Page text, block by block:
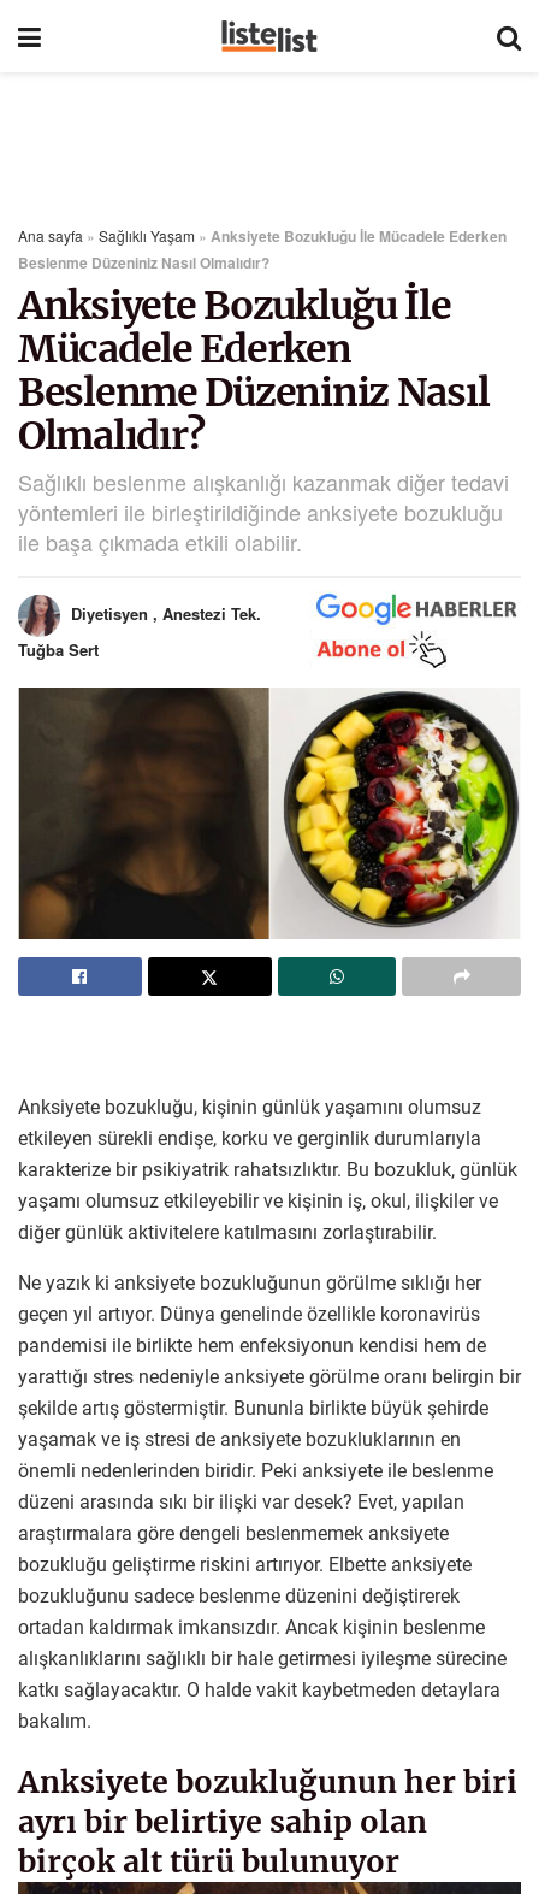
Ana sayfa » Sağlıklı Yaşam » Anksiyete Bozukluğu İle Mücadele Ederken
Beslenme Düzeniniz Nasıl Olmalıdır?
Anksiyete Bozukluğu İle
Mücadele Ederken
Beslenme Düzeniniz Nasıl
Olmalıdır?
Sağlıklı beslenme alışkanlığı kazanmak diğer tedavi
yöntemleri ile birleştirildiğinde anksiyete bozukluğu
ile başa çıkmada etkili olabilir.
Diyetisyen , Anestezi Tek.
Tuğba Sert
Anksiyete bozukluğu, kişinin günlük yaşamını olumsuz
etkileyen sürekli endişe, korku ve gerginlik durumlarıyla
karakterize bir psikiyatrik rahatsızlıktır. Bu bozukluk, günlük
yaşamı olumsuz etkileyebilir ve kişinin iş, okul, ilişkiler ve
diğer günlük aktivitelere katılmasını zorlaştırabilir.
Ne yazık ki anksiyete bozukluğunun görülme sıklığı her
geçen yıl artıyor. Dünya genelinde özellikle koronavirüs
pandemisi ile birlikte hem enfeksiyonun kendisi hem de
yarattığı stres nedeniyle anksiyete görülme oranı belirgin bir
şekilde artış göstermiştir. Bununla birlikte büyük şehirde
yaşamak ve iş stresi de anksiyete bozukluklarının en
önemli nedenlerinden biridir. Peki anksiyete ile beslenme
düzeni arasında sıkı bir ilişki var desek? Evet, yapılan
araştırmalara göre dengeli beslenmemek anksiyete
bozukluğu geliştirme riskini artırıyor. Elbette anksiyete
bozukluğunu sadece beslenme düzenini değiştirerek
ortadan kaldırmak imkansızdır. Ancak kişinin beslenme
alışkanlıklarını sağlıklı bir hale getirmesi iyileşme sürecine
katkı sağlayacaktır. O halde vakit kaybetmeden detaylara
bakalım.
Anksiyete bozukluğunun her biri
ayrı bir belirtiye sahip olan
birçok alt türü bulunuyor